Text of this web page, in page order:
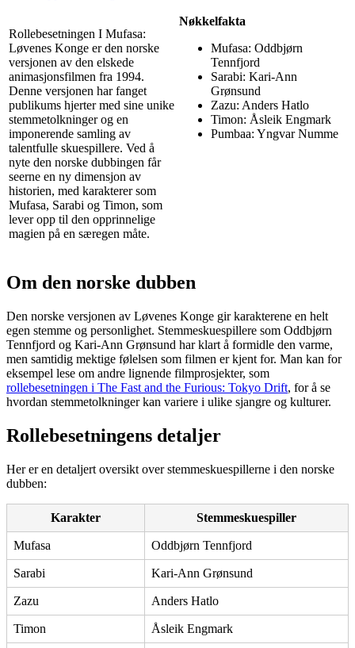
Rollebesetningen I Mufasa:
Løvenes Konge er den norske
versjonen av den elskede
animasjonsfilmen fra 1994.
Denne versjonen har fanget
publikums hjerter med sine unike
stemmetolkninger og en
imponerende samling av
talentfulle skuespillere. Ved å
nyte den norske dubbingen får
seerne en ny dimensjon av
historien, med karakterer som
Mufasa, Sarabi og Timon, som
lever opp til den opprinnelige
magien på en særegen måte.
Nøkkelfakta
Mufasa: Oddbjørn
Tennfjord
Sarabi: Kari-Ann
Grønsund
Zazu: Anders Hatlo
Timon: Åsleik Engmark
Pumbaa: Yngvar Numme
Om den norske dubben
Den norske versjonen av Løvenes Konge gir karakterene en helt
egen stemme og personlighet. Stemmeskuespillere som Oddbjørn
Tennfjord og Kari-Ann Grønsund har klart å formidle den varme,
men samtidig mektige følelsen som filmen er kjent for. Man kan for
eksempel lese om andre lignende filmprosjekter, som
rollebesetningen i The Fast and the Furious: Tokyo Drift, for å se
hvordan stemmetolkninger kan variere i ulike sjangre og kulturer.
Rollebesetningens detaljer
Her er en detaljert oversikt over stemmeskuespillerne i den norske
dubben:
Karakter Stemmeskuespiller
Mufasa Oddbjørn Tennfjord
Sarabi Kari-Ann Grønsund
Zazu Anders Hatlo
Timon Åsleik Engmark